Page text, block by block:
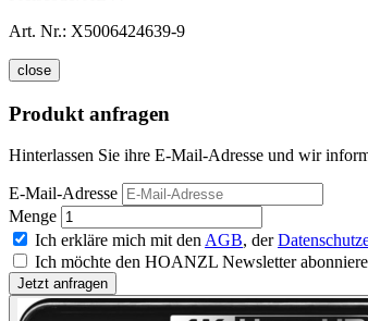
Art. Nr.: X5006424639-9
close
Produkt anfragen
Hinterlassen Sie ihre E-Mail-Adresse und wir
E-Mail-Adresse
Menge
Ich erkläre mich mit den AGB, der
Ich möchte den HOANZL Newsletter